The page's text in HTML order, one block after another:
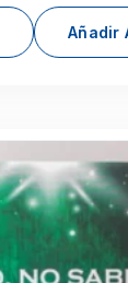
Añadir